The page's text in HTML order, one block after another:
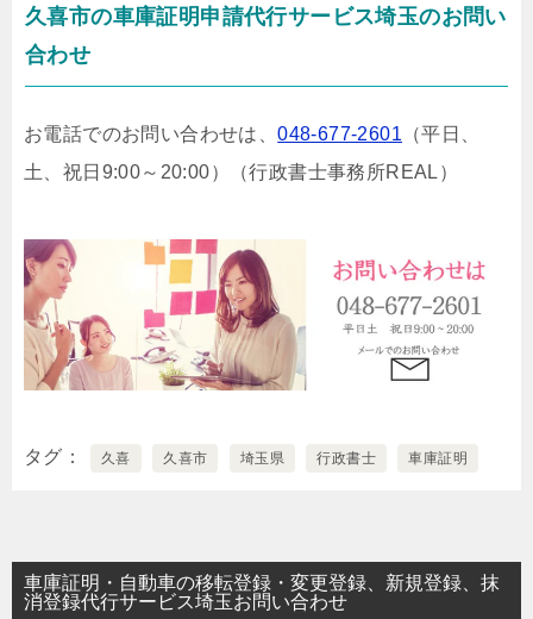
久喜市の車庫証明申請代行サービス埼玉のお問い
合わせ
お電話でのお問い合わせは、048-677-2601 （平日、
土、祝日9:00～20:00）
（行政書士事務所REAL）
タグ 久喜 久喜市 埼玉県 行政書士 車庫証明
車庫証明・自動車の移転登録・変更登録、新規登録、抹
消登録代行サービス埼玉お問い合わせ